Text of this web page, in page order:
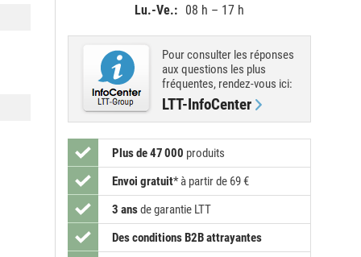
Lu.-Ve.: 08 h – 17 h
Pour consulter les réponses
aux questions les plus
fréquentes, rendez-vous ici:
LTT-InfoCenter
Plus de 47 000 produits
Envoi gratuit* à partir de 69 €
3 ansde garantie LTT
Des conditions B2B attrayantes